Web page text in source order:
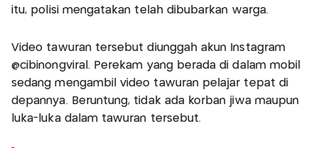
itu, polisi mengatakan telah dibubarkan warga.
Video tawuran tersebut diunggah akun Instagram
@cibinongviral. Perekam yang berada di dalam mobil
sedang mengambil video tawuran pelajar tepat di
depannya. Beruntung, tidak ada korban jiwa maupun
luka-luka dalam tawuran tersebut.